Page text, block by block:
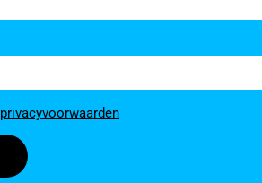
privacyvoorwaarden